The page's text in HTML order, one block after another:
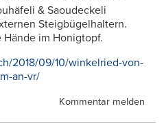
& Saoudeckeli
Steigbügelhaltern.
im Honigtopf.
2018/09/10/winkelried-von-
an-vr/
Kommentar melden